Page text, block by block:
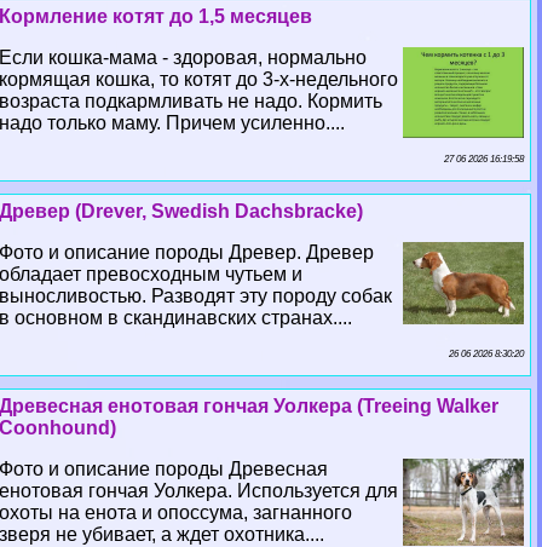
Кормление котят до 1,5 месяцев
Если кошка-мама - здоровая, нормально
кормящая кошка, то котят до 3-х-недельного
возраста подкармливать не надо. Кормить
надо только маму. Причем усиленно....
27 06 2026 16:19:58
Древер (Drever, Swedish Dachsbracke)
Фото и описание породы Древер. Древер
обладает превосходным чутьем и
выносливостью. Разводят эту породу собак
в основном в скандинавских странах....
26 06 2026 8:30:20
Древесная енотовая гончая Уолкера (Treeing Walker
Coonhound)
Фото и описание породы Древесная
енотовая гончая Уолкера. Используется для
охоты на енота и опоссума, загнанного
зверя не убивает, а ждет охотника....